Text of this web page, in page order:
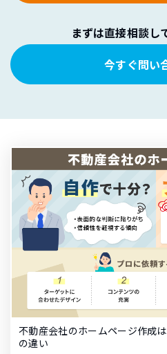
まずは直接相談し
今すぐ問い
不動産会社のホームページ作成
の違い